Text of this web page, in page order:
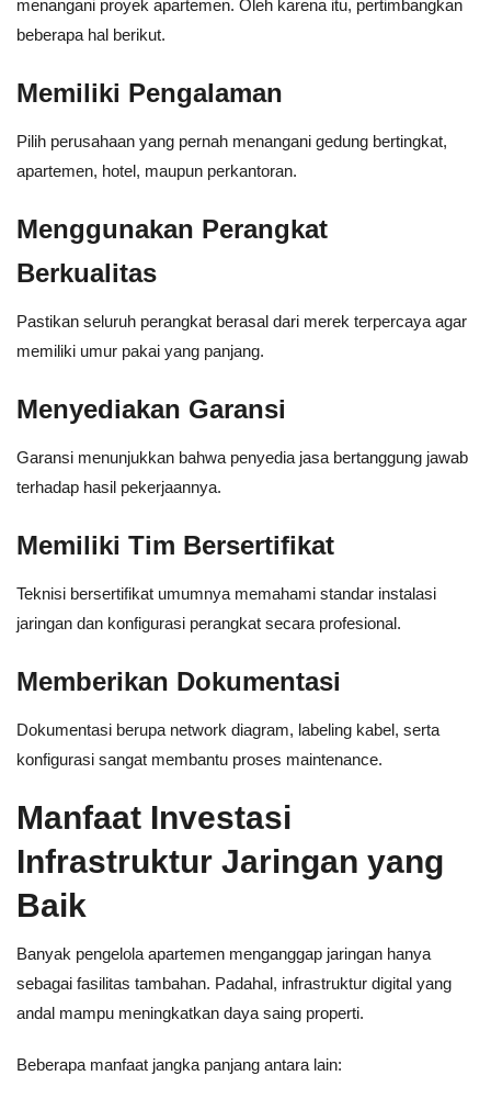
menangani proyek apartemen. Oleh karena itu, pertimbangkan
beberapa hal berikut.
Memiliki Pengalaman
Pilih perusahaan yang pernah menangani gedung bertingkat,
apartemen, hotel, maupun perkantoran.
Menggunakan Perangkat
Berkualitas
Pastikan seluruh perangkat berasal dari merek terpercaya agar
memiliki umur pakai yang panjang.
Menyediakan Garansi
Garansi menunjukkan bahwa penyedia jasa bertanggung jawab
terhadap hasil pekerjaannya.
Memiliki Tim Bersertifikat
Teknisi bersertifikat umumnya memahami standar instalasi
jaringan dan konfigurasi perangkat secara profesional.
Memberikan Dokumentasi
Dokumentasi berupa network diagram, labeling kabel, serta
konfigurasi sangat membantu proses maintenance.
Manfaat Investasi
Infrastruktur Jaringan yang
Baik
Banyak pengelola apartemen menganggap jaringan hanya
sebagai fasilitas tambahan. Padahal, infrastruktur digital yang
andal mampu meningkatkan daya saing properti.
Beberapa manfaat jangka panjang antara lain: